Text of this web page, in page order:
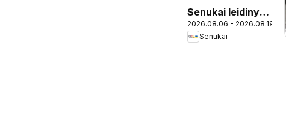
Senukai leidinys -
Leidinys Nr. 27
2026.08.06 - 2026.08.19
Senukai